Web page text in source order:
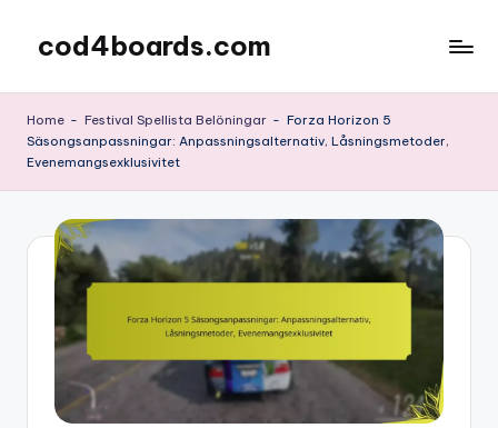
content
cod4boards.com
Home - Festival Spellista Belöningar - Forza Horizon 5
Säsongsanpassningar: Anpassningsalternativ, Låsningsmetoder,
Evenemangsexklusivitet